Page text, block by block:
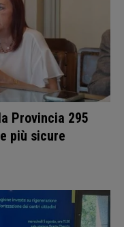
Provincia 295
più sicure